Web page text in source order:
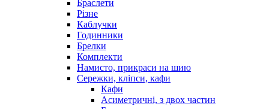
Браслети
Різне
Каблучки
Годинники
Брелки
Комплекти
Намисто, прикраси на шию
Сережки, кліпси, кафи
Кафи
Асиметричні, з двох частин